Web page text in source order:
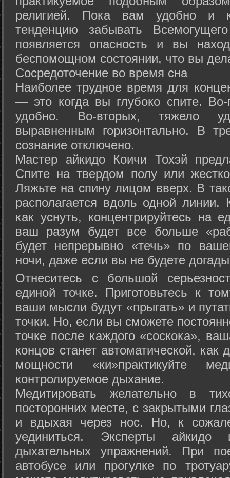
религией. Пока вам удобно и
тенденцию забывать
появляется опасность и вы
беспомощном состоянии, что вы
Сосредоточение во время сна
Наиболее трудное время для
— это когда вы глубоко спите.
удобно. Во-вторых, тяжело
выравненным горизонтально. В
сознание отключено.
Мастер айкидо Коичи Тохэй
Спите на твердом полу или
Ляжьте на спину лицом вверх. В
располагается вдоль одной
как уснуть, концентрируйтесь на
ваш разум будет все больше
будет непрерывно «течь» по
ночи, даже если вы не будете
Отнеситесь с большой
единой точке. Приготовьтесь к
ваши мысли будут «прыгать» и
точки. Но, если вы сможете
точке после каждого «соскока»,
концов станет автоматической,
мощности «ки»практикуйте
контролируемое дыхание.
Медитировать желательно в
посторонних месте, с закрытыми
и вдыхая через нос. Но, к
уединиться. Эксперты айкидо
дыхательных упражнений. При
автобусе или прогулке по